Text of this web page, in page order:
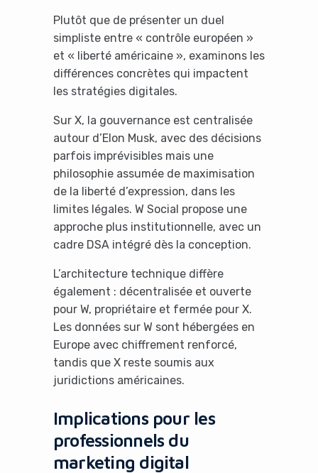
Plutôt que de présenter un duel
simpliste entre « contrôle européen »
et « liberté américaine », examinons les
différences concrètes qui impactent
les stratégies digitales.
Sur X, la gouvernance est centralisée
autour d’Elon Musk, avec des décisions
parfois imprévisibles mais une
philosophie assumée de maximisation
de la liberté d’expression, dans les
limites légales. W Social propose une
approche plus institutionnelle, avec un
cadre DSA intégré dès la conception.
L’architecture technique diffère
également : décentralisée et ouverte
pour W, propriétaire et fermée pour X.
Les données sur W sont hébergées en
Europe avec chiffrement renforcé,
tandis que X reste soumis aux
juridictions américaines.
Implications pour les
professionnels du
marketing digital